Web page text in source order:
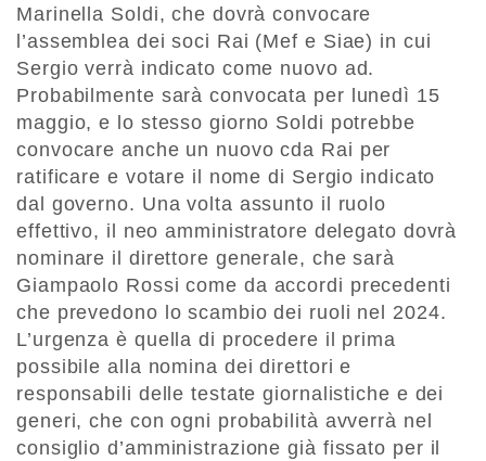
Marinella Soldi, che dovrà convocare
l’assemblea dei soci Rai (Mef e Siae) in cui
Sergio verrà indicato come nuovo ad.
Probabilmente sarà convocata per lunedì 15
maggio, e lo stesso giorno Soldi potrebbe
convocare anche un nuovo cda Rai per
ratificare e votare il nome di Sergio indicato
dal governo. Una volta assunto il ruolo
effettivo, il neo amministratore delegato dovrà
nominare il direttore generale, che sarà
Giampaolo Rossi come da accordi precedenti
che prevedono lo scambio dei ruoli nel 2024.
L’urgenza è quella di procedere il prima
possibile alla nomina dei direttori e
responsabili delle testate giornalistiche e dei
generi, che con ogni probabilità avverrà nel
consiglio d’amministrazione già fissato per il